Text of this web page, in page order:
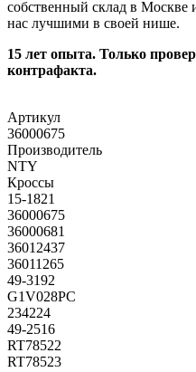
собственный склад в Москве
нас лучшими в своей нише.
15 лет опыта. Только
контрафакта.
Артикул
36000675
Производитель
NTY
Кроссы
15-1821
36000675
36000681
36012437
36011265
49-3192
G1V028PC
234224
49-2516
RT78522
RT78523